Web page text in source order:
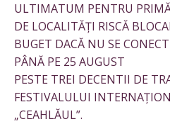
ULTIMATUM PENTRU
DE LOCALITĂȚI RISCĂ
BUGET DACĂ NU SE
PÂNĂ PE 25 AUGUST
PESTE TREI DECENTII DE
FESTIVALULUI
„CEAHLĂUL”.